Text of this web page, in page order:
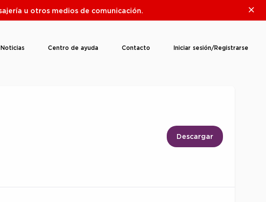
u otros medios de comunicación.
Noticias Centro de ayuda Contacto Iniciar sesión/Registrarse
Descargar